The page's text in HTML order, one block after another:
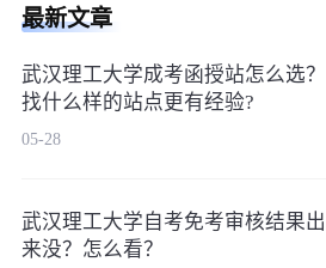
最新文章
武汉理工大学成考函授站怎么选？
找什么样的站点更有经验?
05-28
武汉理工大学自考免考审核结果出
来没？怎么看？